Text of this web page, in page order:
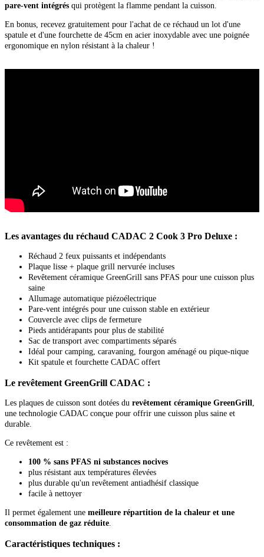
pare-vent intégrés qui protègent la flamme pendant la cuisson.
En bonus, recevez gratuitement pour l'achat de ce réchaud un lot d'une
spatule et d'une fourchette de 45cm en acier inoxydable avec une poignée
ergonomique en nylon résistant à la chaleur !
Les avantages du réchaud CADAC 2 Cook 3 Pro Deluxe :
Réchaud 2 feux puissants et indépendants
Plaque lisse + plaque grill nervurée incluses
Revêtement céramique GreenGrill sans PFAS pour une cuisson plus
saine
Allumage automatique piézoélectrique
Pare-vent intégrés pour une cuisson stable en extérieur
Couvercle avec clips de fermeture
Pieds antidérapants pour plus de stabilité
Sac de transport avec compartiments séparés
Idéal pour camping, caravaning, fourgon aménagé ou pique-nique
Kit spatule et fourchette CADAC offert
Le revêtement GreenGrill CADAC :
Les plaques de cuisson sont dotées du revêtement céramique GreenGrill,
une technologie CADAC conçue pour offrir une cuisson plus saine et
durable.
Ce revêtement est :
100 % sans PFAS ni substances nocives
plus résistant aux températures élevées
plus durable qu'un revêtement antiadhésif classique
facile à nettoyer
Il permet également une meilleure répartition de la chaleur et une
consommation de gaz réduite.
Caractéristiques techniques :